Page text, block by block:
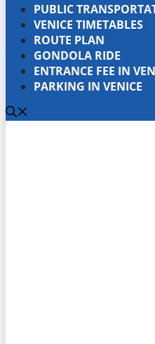
PUBLIC
VENICE TIMETABLES
ROUTE PLAN
GONDOLA RIDE
ENTRANCE FEE IN
PARKING IN VENICE